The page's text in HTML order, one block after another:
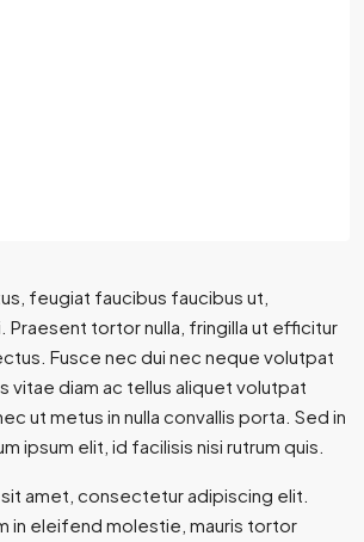
feugiat faucibus faucibus ut,
Praesent tortor nulla, fringilla ut efficitur
Fusce nec dui nec neque volutpat
vitae diam ac tellus aliquet volutpat
ut metus in nulla convallis porta. Sed in
ipsum elit, id facilisis nisi rutrum quis.
amet, consectetur adipiscing elit.
in eleifend molestie, mauris tortor